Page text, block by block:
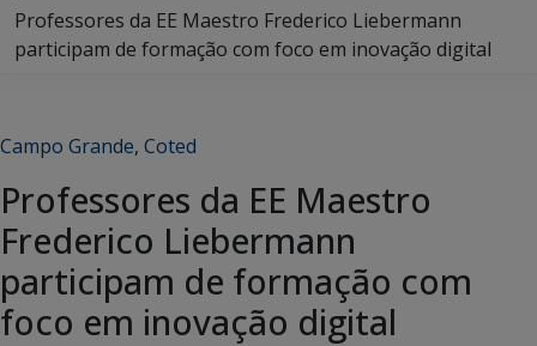
Professores da EE Maestro Frederico Liebermann
participam de formação com foco em inovação digital
Campo Grande, Coted
Professores da EE Maestro
Frederico Liebermann
participam de formação com
foco em inovação digital